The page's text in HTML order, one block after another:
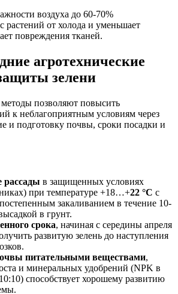
воздуха до 60-70%
растений от холода и уменьшает
повреждения тканей.
агротехнические
зелени
позволяют повысить
к неблагоприятным условиям через
и подготовку почвы, сроки посадки и
в защищенных условиях
при температуре +18…+22 °C с
закаливанием в течение 10-
в грунт.
срока, начиная с середины апреля
развитую зелень до наступления
питательными веществами,
и минеральных удобрений (NPK в
способствует хорошему развитию